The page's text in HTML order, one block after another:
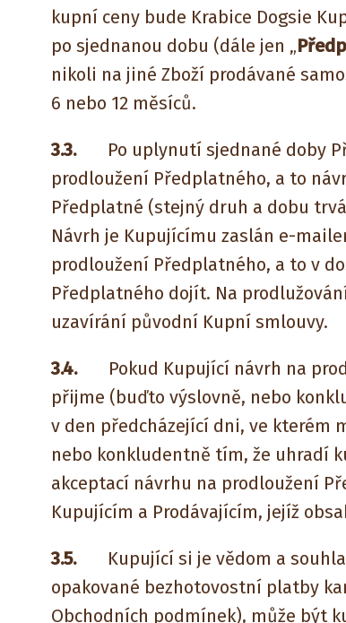
kupní ceny bude Krabice Dogsie
po sjednanou dobu (dále jen „
nikoli na jiné Zboží prodávané
6 nebo 12 měsíců.
3.3.Po uplynutí sjednané doby
prodloužení Předplatného, a to
Předplatné (stejný druh a dobu
Návrh je Kupujícímu zaslán e-
prodloužení Předplatného, a to v
Předplatného dojít. Na
uzavírání původní Kupní smlouvy.
3.4.Pokud Kupující návrh na
přijme (buďto výslovně, nebo
v den předcházející dni, ve kterém
nebo konkludentně tím, že uhradí
akceptací návrhu na prodloužení
Kupujícím a Prodávajícím, jejíž
3.5.Kupující si je vědom a
opakované bezhotovostní platby
Obchodních podmínek), může být